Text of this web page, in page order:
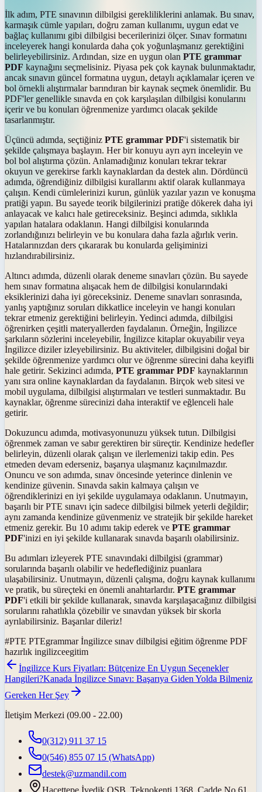
İlk adım, PTE sınavının dilbilgisi gerekliliklerini anlamak. Bu sınav,
karmaşık cümle yapıları, doğru zaman kullanımı, uygun edat ve
bağlaç kullanımı gibi dilbilgisi becerilerinizi ölçer. Sınav formatını
inceleyerek hangi konularda daha çok yoğunlaşmanız gerektiğini
belirleyebilirsiniz. Ardından, size en uygun olan PTE grammar
PDF kaynağını seçmelisiniz. Piyasa pek çok kaynak bulunmaktadır,
ancak sınavın güncel formatına uygun, detaylı açıklamalar içeren ve
bol örnekli alıştırmalar barındıran bir kaynak seçmek önemlidir. Bu
PDF'ler genellikle sınavda en çok karşılaşılan dilbilgisi konularını
içerir ve bu konuları öğrenmenize yardımcı olacak şekilde
tasarlanmıştır.
Üçüncü adımda, seçtiğiniz PTE grammar PDF'i sistematik bir
şekilde çalışmaya başlayın. Her bir konuyu ayrı ayrı inceleyin ve
bol bol alıştırma çözün. Anlamadığınız konuları tekrar tekrar
okuyun ve gerekirse farklı kaynaklardan da destek alın. Dördüncü
adımda, öğrendiğiniz dilbilgisi kurallarını aktif olarak kullanmaya
çalışın. Kendi cümlelerinizi kurun, günlük yazılar yazın ve konuşma
pratiği yapın. Bu sayede teorik bilgilerinizi pratiğe dökerek daha iyi
anlayacak ve kalıcı hale getireceksiniz. Beşinci adımda, sıklıkla
yapılan hatalara odaklanın. Hangi dilbilgisi konularında
zorlandığınızı belirleyin ve bu konulara daha fazla ağırlık verin.
Hatalarınızdan ders çıkararak bu konularda gelişiminizi
hızlandırabilirsiniz.
Altıncı adımda, düzenli olarak deneme sınavları çözün. Bu sayede
hem sınav formatına alışacak hem de dilbilgisi konularındaki
eksiklerinizi daha iyi göreceksiniz. Deneme sınavları sonrasında,
yanlış yaptığınız soruları dikkatlice inceleyin ve hangi konuları
tekrar etmeniz gerektiğini belirleyin. Yedinci adımda, dilbilgisi
öğrenirken çeşitli materyallerden faydalanın. Örneğin, İngilizce
şarkıların sözlerini inceleyebilir, İngilizce kitaplar okuyabilir veya
İngilizce diziler izleyebilirsiniz. Bu aktiviteler, dilbilgisini doğal bir
şekilde öğrenmenize yardımcı olur ve öğrenme sürecini daha keyifli
hale getirir. Sekizinci adımda, PTE grammar PDF kaynaklarının
yanı sıra online kaynaklardan da faydalanın. Birçok web sitesi ve
mobil uygulama, dilbilgisi alıştırmaları ve testleri sunmaktadır. Bu
kaynaklar, öğrenme sürecinizi daha interaktif ve eğlenceli hale
getirir.
Dokuzuncu adımda, motivasyonunuzu yüksek tutun. Dilbilgisi
öğrenmek zaman ve sabır gerektiren bir süreçtir. Kendinize hedefler
belirleyin, düzenli olarak çalışın ve ilerlemenizi takip edin. Pes
etmeden devam ederseniz, başarıya ulaşmanız kaçınılmazdır.
Onuncu ve son adımda, sınav öncesinde yeterince dinlenin ve
kendinize güvenin. Sınavda sakin kalmaya çalışın ve
öğrendiklerinizi en iyi şekilde uygulamaya odaklanın. Unutmayın,
başarılı bir PTE sınavı için sadece dilbilgisi bilmek yeterli değildir;
aynı zamanda kendinize güvenmeniz ve stratejik bir şekilde hareket
etmeniz gerekir. Bu 10 adımı takip ederek ve PTE grammar
PDF'inizi en iyi şekilde kullanarak sınavda başarılı olabilirsiniz.
Bu adımları izleyerek PTE sınavındaki dilbilgisi (grammar)
sorularında başarılı olabilir ve hedeflediğiniz puanlara
ulaşabilirsiniz. Unutmayın, düzenli çalışma, doğru kaynak kullanımı
ve pratik, bu süreçteki en önemli anahtarlardır. PTE grammar
PDF'i etkili bir şekilde kullanarak, sınavda karşılaşacağınız dilbilgisi
sorularını rahatlıkla çözebilir ve sınavdan yüksek bir skorla
ayrılabilirsiniz. Başarılar dileriz!
#PTE PTEgrammar İngilizce sınav dilbilgisi eğitim öğrenme PDF
hazırlık ingilizceegitim
İngilizce Kurs Fiyatları: Bütçenize En Uygun Seçenekler
Hangileri?Kanada İngilizce Sınavı: Başarıya Giden Yolda Bilmeniz
Gereken Her Şey
İletişim Merkezi (09.00 - 22.00)
0(312) 911 37 15
0(546) 855 07 15 (WhatsApp)
destek@uzmandil.com
Hacettepe İvedik OSB. Teknokenti 1368. Cadde No.61,